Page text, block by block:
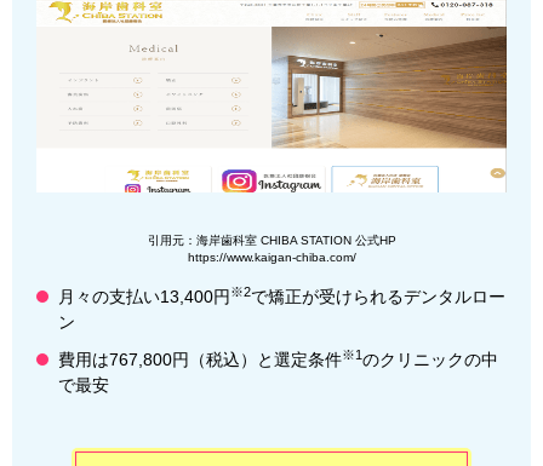
引用元：海岸歯科室 CHIBA STATION 公式HP
https://www.kaigan-chiba.com/
月々の支払い13,400円 ※2で矯正が受けられるデンタルロー
ン
費用は767,800円（税込）と選定条件※1のクリニックの中
で最安